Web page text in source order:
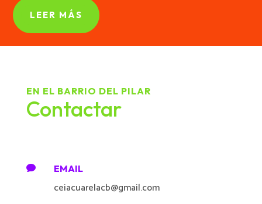
LEER MÁS
EN EL BARRIO DEL PILAR
Contactar
 EMAIL
ceiacuarelacb@gmail.com